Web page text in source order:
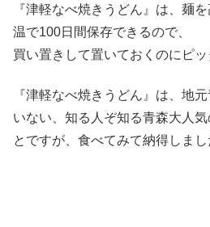
『津軽なべ焼きうどん』は、麺
温で100日間保存できるので、
買い置きして置いておくのにピッ
『津軽なべ焼きうどん』は、地
いない、知る人ぞ知る青森大人
とですが、食べてみて納得しまし